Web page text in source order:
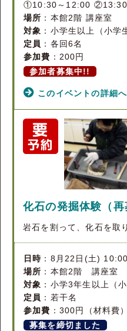
①10:30～12:00 ②13:30
場所 ：本館2階 講座室
対象 ：小学生以上（小学
定員 ：各回6名
参加費 ：200円
参加者募集中!!
このイベントの詳細へ
化石の発掘体験（再
岩石を割って、化石を取
日時 ：8月22日(土)
場所 ：本館2階 講座室
対象 ：小学3年生以上（
定員 ：若干名
参加費 ：300円（材料費）
募集を締切ました